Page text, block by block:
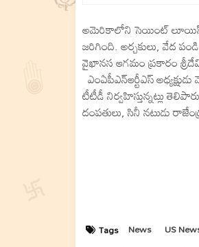
అమెరికాలోని సెయింట్‌
జరిగింది. అర్చకులు, వేద
వైఖానస ఆగమం ప్రకారం
ఎంఏపీఎన్‌ఆర్టీఎస్‌
టీటీడీ నిర్వహిస్తున్నట్లు
దంపతులు, సినీ నటుడు
Tags News US